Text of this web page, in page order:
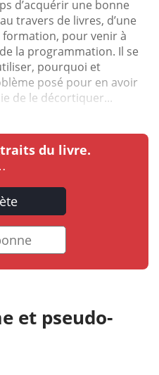
d’acquérir une bonne
travers de livres, d’une
formation, pour venir à
la programmation. Il se
pourquoi et
posé pour en avoir
de le décortiquer...
du livre.
et pseudo-